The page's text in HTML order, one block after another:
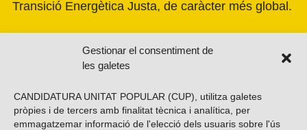
Gestionar el consentiment de
les galetes
CANDIDATURA UNITAT POPULAR (CUP), utilitza galetes
pròpies i de tercers amb finalitat tècnica i analítica, per
emmagatzemar informació de l'elecció dels usuaris sobre l'ús
Transició Energètica Justa, de caràcter més global.